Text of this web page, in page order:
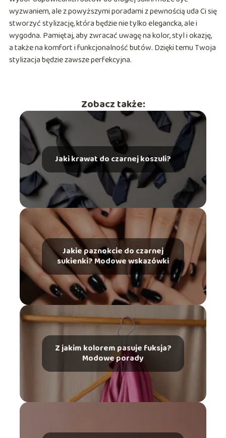
wyzwaniem, ale z powyższymi poradami z pewnością uda Ci się
stworzyć stylizację, która będzie nie tylko elegancka, ale i
wygodna. Pamiętaj, aby zwracać uwagę na kolor, styl i okazję,
a także na komfort i funkcjonalność butów. Dzięki temu Twoja
stylizacja będzie zawsze perfekcyjna.
Zobacz także:
Jaki krawat do czarnej koszuli?
Jakie paznokcie do czarnej
sukienki? Modowe wskazówki
Z jakim kolorem pasuje fuksja?
Modowe porady